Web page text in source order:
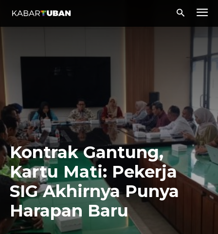
Kontrak Gantung,
Kartu Mati: Pekerja
SIG Akhirnya Punya
Harapan Baru